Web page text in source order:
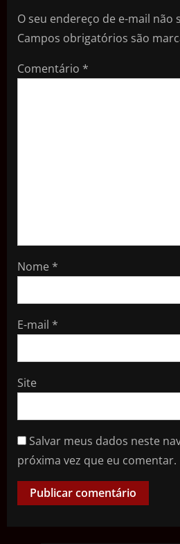
O seu endereço de e-mail não
Campos obrigatórios são
Comentário *
Nome *
E-mail *
Site
Salvar meus dados neste
próxima vez que eu comentar.